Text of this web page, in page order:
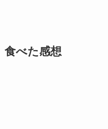
食べた感想